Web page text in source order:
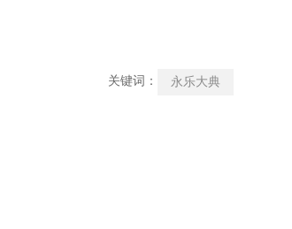
关键词： 永乐大典